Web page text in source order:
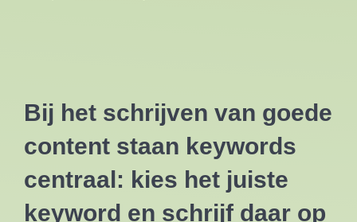
Bij het schrijven van goede
content staan keywords
centraal: kies het juiste
keyword en schrijf daar op